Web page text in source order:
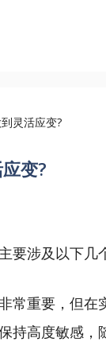
灵活应变?
变?
要涉及以下几
常重要，但
持高度敏感，